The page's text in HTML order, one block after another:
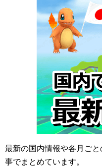
最新の国内情報や各月ご
事でまとめています。